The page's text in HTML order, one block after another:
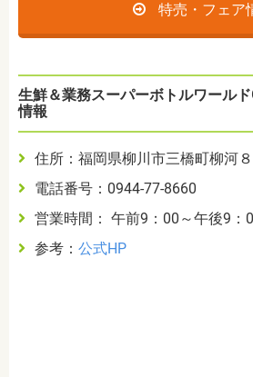
特売・フェア
生鮮＆業務スーパーボトルワール
情報
住所：福岡県柳川市三橋町柳河
電話番号：0944-77-8660
営業時間： 午前9：00～午後9：
参考： 公式HP